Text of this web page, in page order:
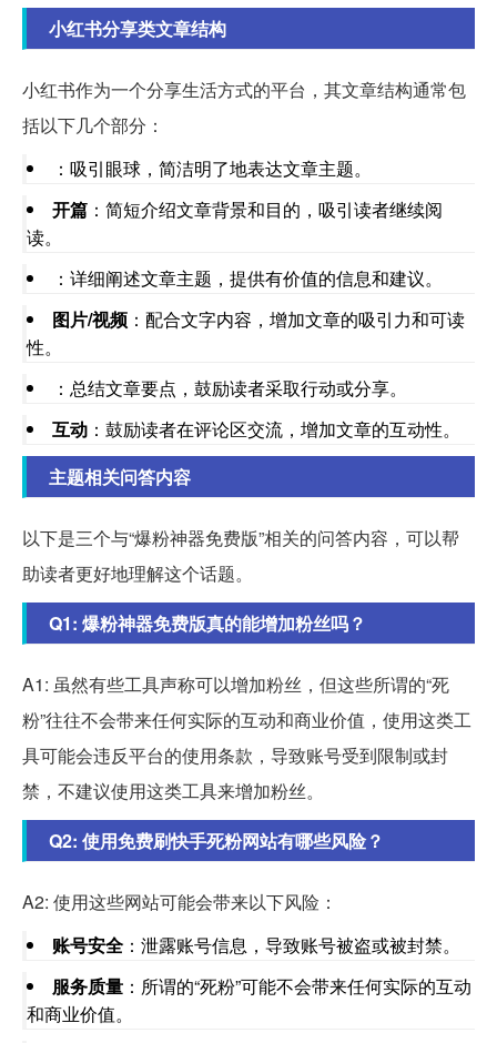
小红书分享类文章结构
小红书作为一个分享生活方式的平台，其文章结构通常包
括以下几个部分：
：吸引眼球，简洁明了地表达文章主题。
开篇 ：简短介绍文章背景和目的，吸引读者继续阅
读。
：详细阐述文章主题，提供有价值的信息和建议。
图片/视频 ：配合文字内容，增加文章的吸引力和可读
性。
：总结文章要点，鼓励读者采取行动或分享。
互动 ：鼓励读者在评论区交流，增加文章的互动性。
主题相关问答内容
以下是三个与“爆粉神器免费版”相关的问答内容，可以帮
助读者更好地理解这个话题。
Q1: 爆粉神器免费版真的能增加粉丝吗？
A1: 虽然有些工具声称可以增加粉丝，但这些所谓的“死
粉”往往不会带来任何实际的互动和商业价值，使用这类工
具可能会违反平台的使用条款，导致账号受到限制或封
禁，不建议使用这类工具来增加粉丝。
Q2: 使用免费刷快手死粉网站有哪些风险？
A2: 使用这些网站可能会带来以下风险：
账号安全 ：泄露账号信息，导致账号被盗或被封禁。
服务质量 ：所谓的“死粉”可能不会带来任何实际的互动
和商业价值。